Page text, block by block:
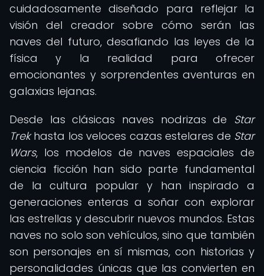
cuidadosamente diseñado para reflejar la
visión del creador sobre cómo serán las
naves del futuro, desafiando las leyes de la
física y la realidad para ofrecer
emocionantes y sorprendentes aventuras en
galaxias lejanas.
Desde las clásicas naves nodrizas de Star
Trekhasta los veloces cazas estelares de Star
Wars, los modelos de naves espaciales de
ciencia ficción han sido parte fundamental
de la cultura popular y han inspirado a
generaciones enteras a soñar con explorar
las estrellas y descubrir nuevos mundos. Estas
naves no solo son vehículos, sino que también
son personajes en sí mismas, con historias y
personalidades únicas que las convierten en